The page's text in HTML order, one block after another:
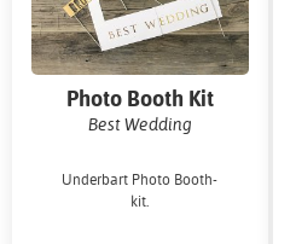
Photo Booth Kit
Best Wedding
Underbart Photo Booth-
kit.